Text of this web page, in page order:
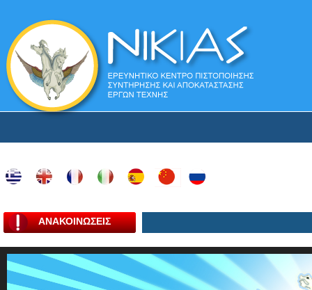
ΑΝΑΚΟΙΝΩΣΕΙΣ